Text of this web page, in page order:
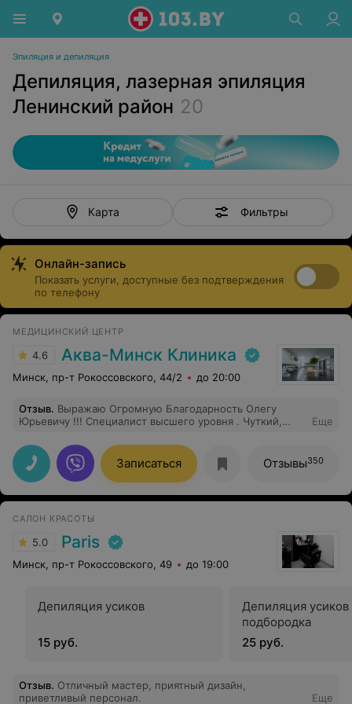
Эпиляция и депиляция
Депиляция, лазерная эпиляция
Ленинский район 20
Карта Фильтры
Онлайн-запись
Показать услуги, доступные без подтверждения
по телефону
МЕДИЦИНСКИЙ ЦЕНТР
4.6 Аква-Минск Клиника
Минск, пр-т Рокоссовского, 44/2 до 20:00
Отзыв. Выражаю Огромную Благодарность Олегу
Юрьевичу !!! Специалист высшего уровня . Чуткий,
пугающейся всего. Буду рекомендовать такого супер-
врача. Благодарю ещё раз, что такие люди есть и
можно положиться, что все пройдёт гладко и точно!!
Еще
Записаться Отзывы350
САЛОН КРАСОТЫ
5.0 Paris
Минск, пр-т Рокоссовского, 49 до 19:00
Депиляция усиков
15 руб.
Депиляция усиков
подбородка
25 руб.
Отзыв. Отличный мастер, приятный дизайн,
приветливый персонал.
Еще